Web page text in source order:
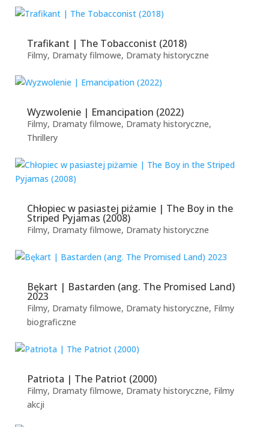
Trafikant | The Tobacconist (2018)
Filmy, Dramaty filmowe, Dramaty historyczne
Wyzwolenie | Emancipation (2022)
Filmy, Dramaty filmowe, Dramaty historyczne,
Thrillery
Chłopiec w pasiastej piżamie | The Boy in the
Striped Pyjamas (2008)
Filmy, Dramaty filmowe, Dramaty historyczne
Bękart | Bastarden (ang. The Promised Land)
2023
Filmy, Dramaty filmowe, Dramaty historyczne, Filmy
biograficzne
Patriota | The Patriot (2000)
Filmy, Dramaty filmowe, Dramaty historyczne, Filmy
akcji